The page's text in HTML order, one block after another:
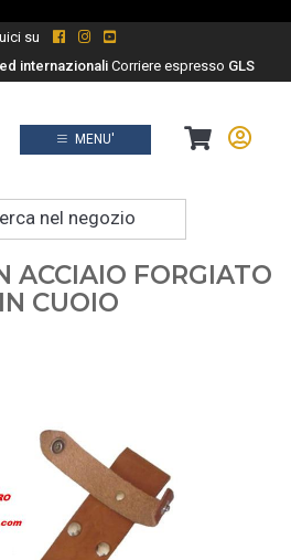
su
internazionaliCorriere espresso GLS
MENU'
nel negozio
ACCIAIO FORGIATO
CUOIO